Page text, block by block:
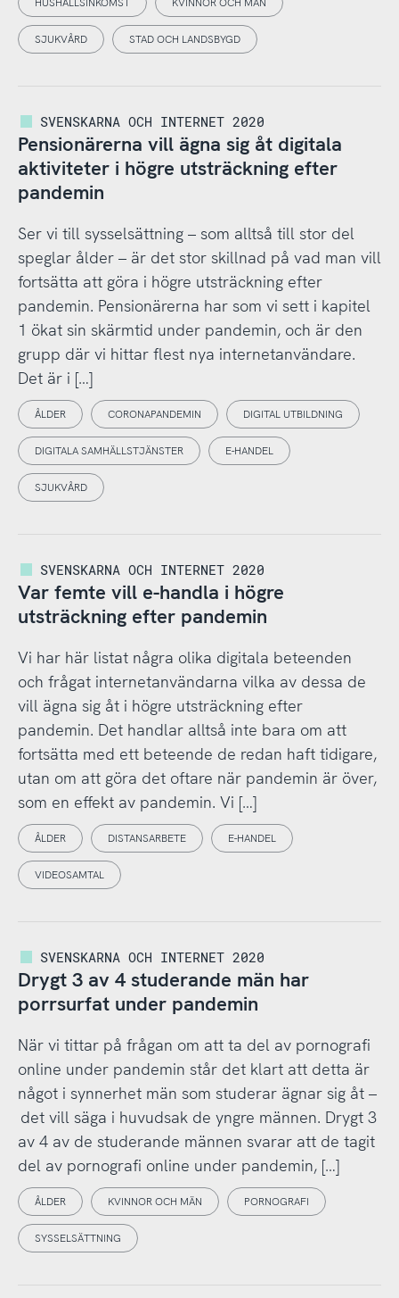
SJUKVÅRD STAD OCH LANDSBYGD
SVENSKARNA OCH INTERNET 2020
Pensionärerna vill ägna sig åt digitala
aktiviteter i högre utsträckning efter
pandemin
Ser vi till sysselsättning – som alltså till stor del
speglar ålder – är det stor skillnad på vad man vill
fortsätta att göra i högre utsträckning efter
pandemin. Pensionärerna har som vi sett i kapitel
1 ökat sin skärmtid under pandemin, och är den
grupp där vi hittar flest nya internetanvändare.
Det är i […]
ÅLDER CORONAPANDEMIN DIGITAL UTBILDNING
DIGITALA SAMHÄLLSTJÄNSTER E-HANDEL
SJUKVÅRD
SVENSKARNA OCH INTERNET 2020
Var femte vill e-handla i högre
utsträckning efter pandemin
Vi har här listat några olika digitala beteenden
och frågat internetanvändarna vilka av dessa de
vill ägna sig åt i högre utsträckning efter
pandemin. Det handlar alltså inte bara om att
fortsätta med ett beteende de redan haft tidigare,
utan om att göra det oftare när pandemin är över,
som en effekt av pandemin. Vi […]
ÅLDER DISTANSARBETE E-HANDEL
VIDEOSAMTAL
SVENSKARNA OCH INTERNET 2020
Drygt 3 av 4 studerande män har
porrsurfat under pandemin
När vi tittar på frågan om att ta del av pornografi
online under pandemin står det klart att detta är
något i synnerhet män som studerar ägnar sig åt –
det vill säga i huvudsak de yngre männen. Drygt 3
av 4 av de studerande männen svarar att de tagit
del av pornografi online under pandemin, […]
ÅLDER KVINNOR OCH MÄN PORNOGRAFI
SYSSELSÄTTNING